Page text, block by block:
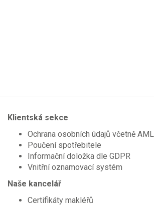
Klientská sekce
Ochrana osobních údajů včetně AML
Poučení spotřebitele
Informační doložka dle GDPR
Vnitřní oznamovací systém
Naše kancelář
Certifikáty makléřů